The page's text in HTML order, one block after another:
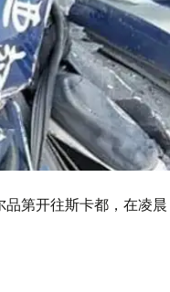
品第开往斯卡都，在凌晨